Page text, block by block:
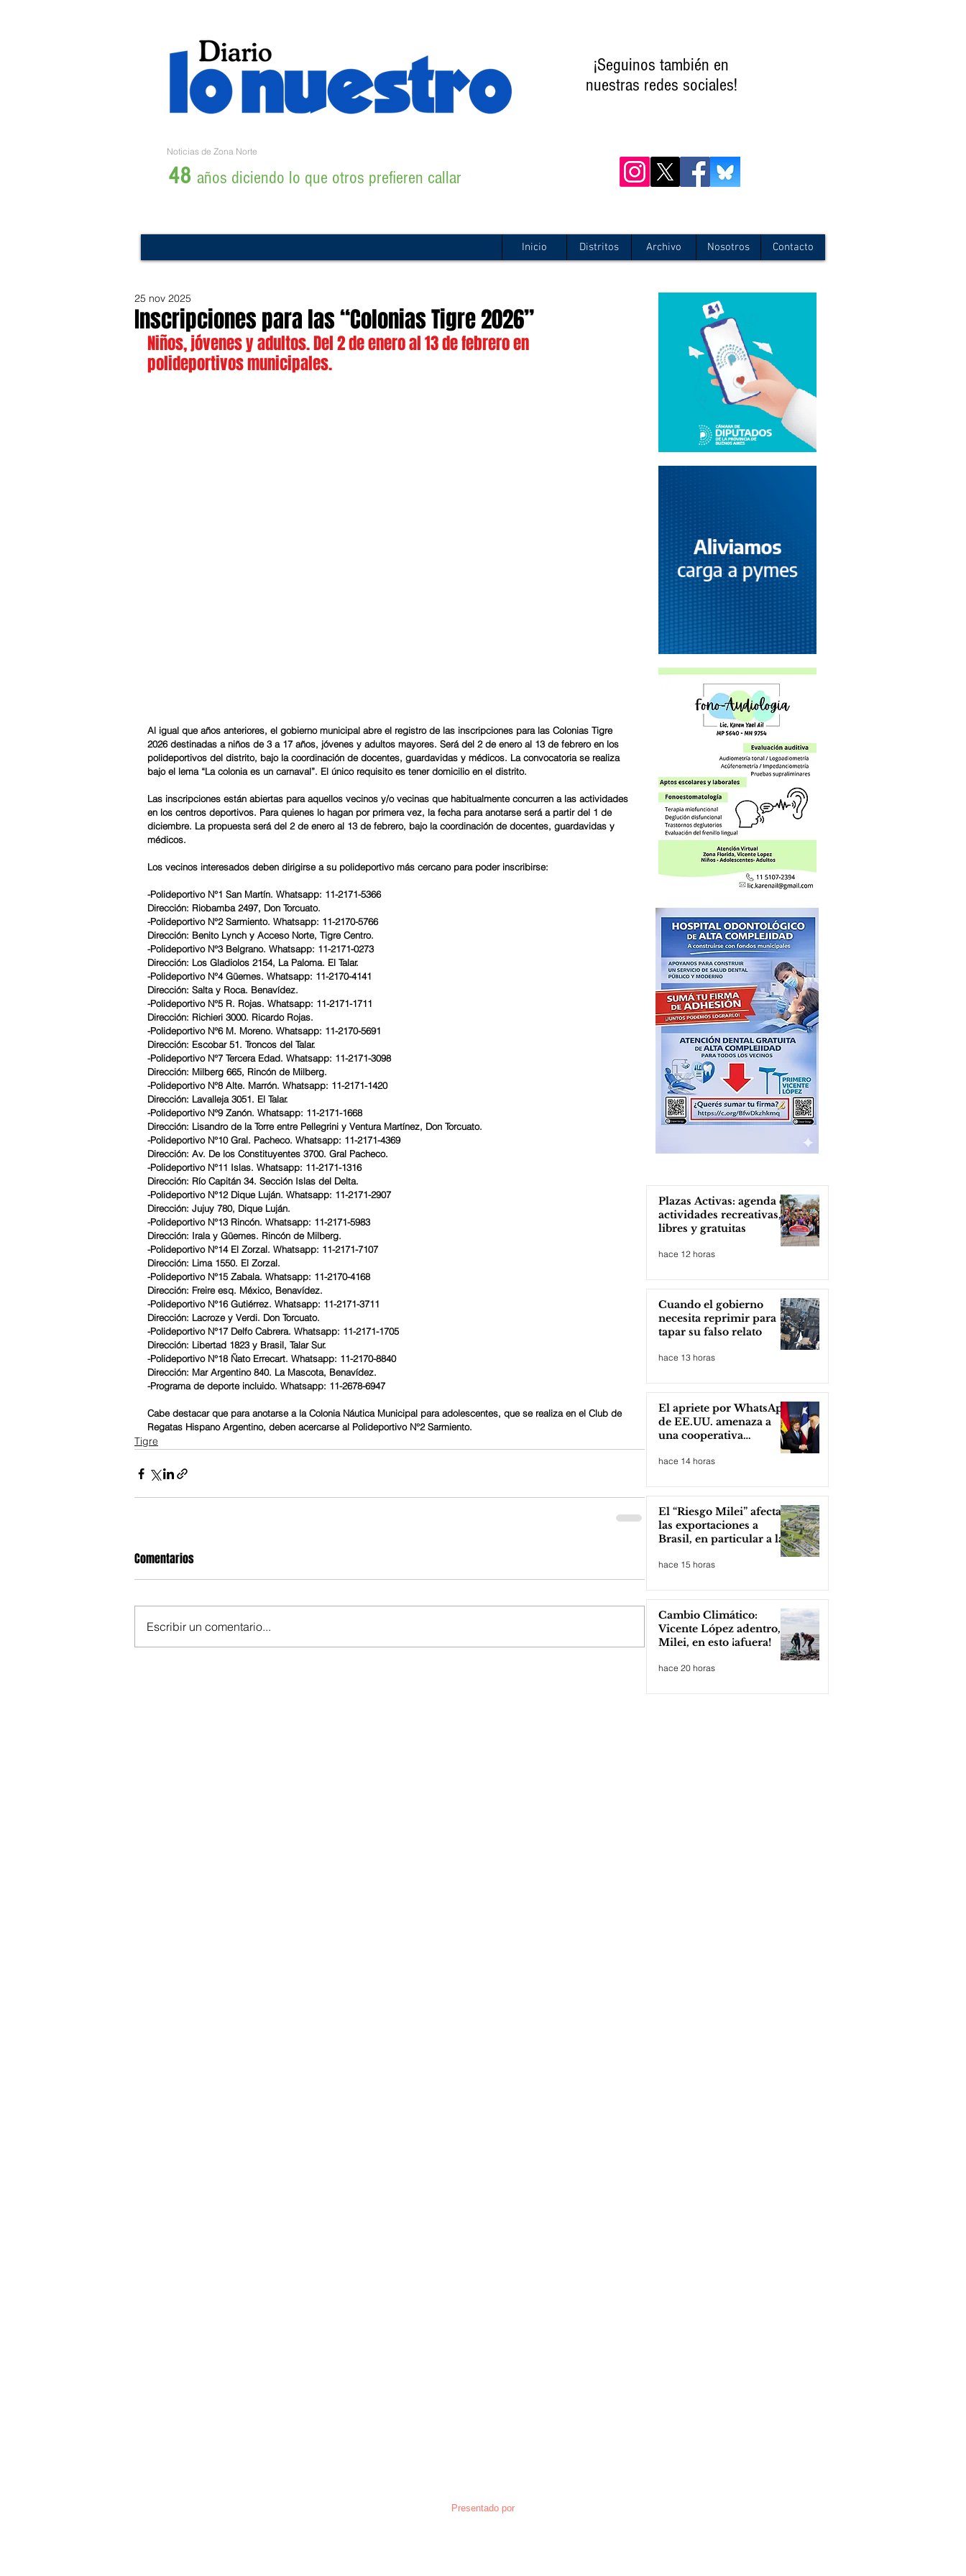
¡Seguinos también en
nuestras redes sociales!
Noticias de Zona Norte
48 años diciendo lo que otros prefieren callar
Inicio Distritos Archivo Nosotros Contacto
Inscripciones para las “Colonias Tigre 2026”
25 nov 2025
Niños, jóvenes y adultos. Del 2 de enero al 13 de febrero en
polideportivos municipales.
Al igual que años anteriores, el gobierno municipal abre el registro de las inscripciones para las Colonias Tigre
2026 destinadas a niños de 3 a 17 años, jóvenes y adultos mayores. Será del 2 de enero al 13 de febrero en los
polideportivos del distrito, bajo la coordinación de docentes, guardavidas y médicos. La convocatoria se realiza
bajo el lema “La colonia es un carnaval”. El único requisito es tener domicilio en el distrito.
Las inscripciones están abiertas para aquellos vecinos y/o vecinas que habitualmente concurren a las actividades
en los centros deportivos. Para quienes lo hagan por primera vez, la fecha para anotarse será a partir del 1 de
diciembre. La propuesta será del 2 de enero al 13 de febrero, bajo la coordinación de docentes, guardavidas y
médicos.
Los vecinos interesados deben dirigirse a su polideportivo más cercano para poder inscribirse:
-Polideportivo N°1 San Martín. Whatsapp: 11-2171-5366
Dirección: Riobamba 2497, Don Torcuato.
-Polideportivo N°2 Sarmiento. Whatsapp: 11-2170-5766
Dirección: Benito Lynch y Acceso Norte, Tigre Centro.
-Polideportivo N°3 Belgrano. Whatsapp: 11-2171-0273
Dirección: Los Gladiolos 2154, La Paloma. El Talar.
-Polideportivo N°4 Güemes. Whatsapp: 11-2170-4141
Dirección: Salta y Roca. Benavídez.
-Polideportivo N°5 R. Rojas. Whatsapp: 11-2171-1711
Dirección: Richieri 3000. Ricardo Rojas.
-Polideportivo N°6 M. Moreno. Whatsapp: 11-2170-5691
Dirección: Escobar 51. Troncos del Talar.
-Polideportivo N°7 Tercera Edad. Whatsapp: 11-2171-3098
Dirección: Milberg 665, Rincón de Milberg.
-Polideportivo N°8 Alte. Marrón. Whatsapp: 11-2171-1420
Dirección: Lavalleja 3051. El Talar.
-Polideportivo N°9 Zanón. Whatsapp: 11-2171-1668
Dirección: Lisandro de la Torre entre Pellegrini y Ventura Martínez, Don Torcuato.
-Polideportivo N°10 Gral. Pacheco. Whatsapp: 11-2171-4369
Dirección: Av. De los Constituyentes 3700. Gral Pacheco.
-Polideportivo N°11 Islas. Whatsapp: 11-2171-1316
Dirección: Río Capitán 34. Sección Islas del Delta.
-Polideportivo N°12 Dique Luján. Whatsapp: 11-2171-2907
Dirección: Jujuy 780, Dique Luján.
-Polideportivo N°13 Rincón. Whatsapp: 11-2171-5983
Dirección: Irala y Güemes. Rincón de Milberg.
-Polideportivo N°14 El Zorzal. Whatsapp: 11-2171-7107
Dirección: Lima 1550. El Zorzal.
-Polideportivo N°15 Zabala. Whatsapp: 11-2170-4168
Dirección: Freire esq. México, Benavídez.
-Polideportivo N°16 Gutiérrez. Whatsapp: 11-2171-3711
Dirección: Lacroze y Verdi. Don Torcuato.
-Polideportivo N°17 Delfo Cabrera. Whatsapp: 11-2171-1705
Dirección: Libertad 1823 y Brasil, Talar Sur.
-Polideportivo N°18 Ñato Errecart. Whatsapp: 11-2170-8840
Dirección: Mar Argentino 840. La Mascota, Benavídez.
-Programa de deporte incluido. Whatsapp: 11-2678-6947
Cabe destacar que para anotarse a la Colonia Náutica Municipal para adolescentes, que se realiza en el Club de
Regatas Hispano Argentino, deben acercarse al Polideportivo N°2 Sarmiento.
Tigre
Comentarios
Escribir un comentario...
Plazas Activas: agenda de
actividades recreativas,
libres y gratuitas
hace 12 horas
Cuando el gobierno
necesita reprimir para
tapar su falso relato
hace 13 horas
El apriete por WhatsApp
de EE.UU. amenaza a
una cooperativa
argentina para boicotear
a Huawei
hace 14 horas
El “Riesgo Milei” afecta
las exportaciones a
Brasil, en particular a la
industria automotriz de
la provincia
hace 15 horas
Cambio Climático:
Vicente López adentro,
Milei, en esto ¡afuera!
hace 20 horas
Presentado por